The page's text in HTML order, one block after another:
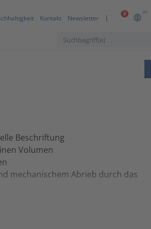
0 AT
Kontakt Newsletter
Beschriftung
Volumen
mechanischem Abrieb durch das